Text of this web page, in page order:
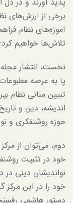
پدید آورند و در دل
برخی از ارزش‌های
آموزه‌های نظام
تلاش‌ها خواهیم کرد:
پا به عرصه
تبیین مبانی نظام
اندیشه، دین و
حوزه روشنفکری و
دوم، می‌توان از
خود در تثبیت
نواندیشان دینی